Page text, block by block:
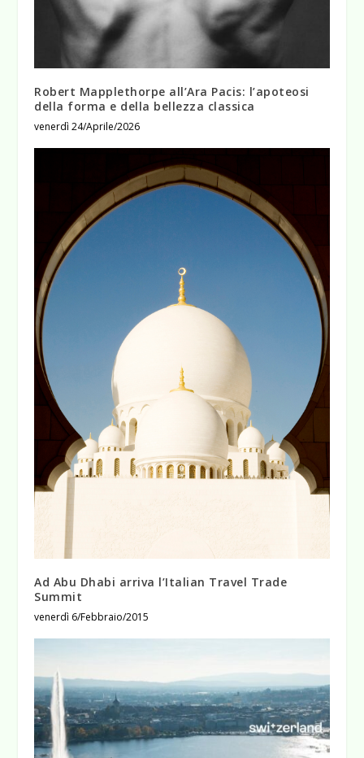
Robert Mapplethorpe all’Ara Pacis: l’apoteosi
della forma e della bellezza classica
venerdì 24/Aprile/2026
Ad Abu Dhabi arriva l’Italian Travel Trade
Summit
venerdì 6/Febbraio/2015